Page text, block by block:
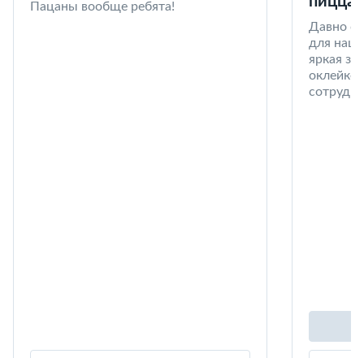
Пацаны вообще ребята!
Давно
для
яркая
оклейке